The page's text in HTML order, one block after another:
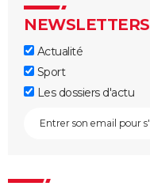
NEWSLETTERS
Actualité
Sport
Les dossiers d'actu